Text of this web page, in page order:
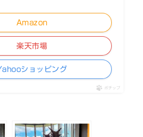
Amazon
楽天市場
ショッピング
ポチップ